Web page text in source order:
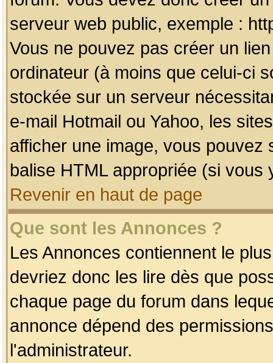
serveur web public, exemple :
Vous ne pouvez pas créer un
ordinateur (à moins que celui-ci
stockée sur un serveur
e-mail Hotmail ou Yahoo, les
afficher une image, vous pouvez
balise HTML appropriée (si vous
Revenir en haut de page
Que sont les Annonces ?
Les Annonces contiennent le
devriez donc les lire dès que
chaque page du forum dans
annonce dépend des
l'administrateur.